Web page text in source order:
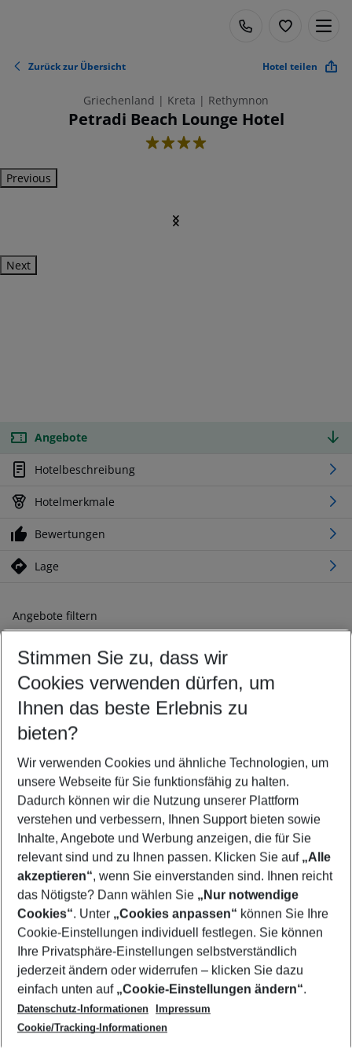
Zurück zur Übersicht Hotel teilen
Griechenland | Kreta | Rethymnon
Petradi Beach Lounge Hotel
4
Previous
Next
Angebote
Hotelbeschreibung
Hotelmerkmale
Bewertungen
Lage
Angebote filtern
Ändern Sie Ihre Kriterien nach Ihren Wünschen
Abflughafen wählen
Beliebiger Abflughafen
Reisezeitraum wählen
09.08.26– 07.08.27 5-8 Nächte
2 Erwachsene Keine Kinder
Mehr Filter anzeigen
Footer
Footer navigation
Über uns
AGB
Cookie-Einstellungen ändern
Cookie-Richtlinie
Datenschutz
Service & Hilfe
Barrierefreies Reisen
Check-in
Folgen Sie uns
Stimmen Sie zu, dass wir
Cookies verwenden dürfen, um
Ihnen das beste Erlebnis zu
bieten?
Wir verwenden Cookies und ähnliche Technologien, um
unsere Webseite für Sie funktionsfähig zu halten.
Dadurch können wir die Nutzung unserer Plattform
verstehen und verbessern, Ihnen Support bieten sowie
Inhalte, Angebote und Werbung anzeigen, die für Sie
relevant sind und zu Ihnen passen. Klicken Sie auf „Alle
akzeptieren“, wenn Sie einverstanden sind. Ihnen reicht
das Nötigste? Dann wählen Sie „Nur notwendige
Cookies“. Unter „Cookies anpassen“ können Sie Ihre
Cookie-Einstellungen individuell festlegen. Sie können
Ihre Privatsphäre-Einstellungen selbstverständlich
jederzeit ändern oder widerrufen – klicken Sie dazu
einfach unten auf „Cookie-Einstellungen ändern“.
Datenschutz-Informationen
Impressum
Cookie/Tracking-Informationen